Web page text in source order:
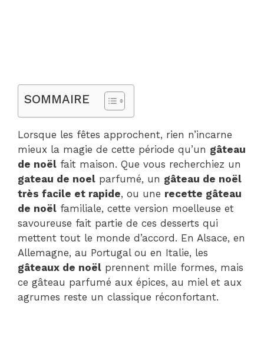
SOMMAIRE
Lorsque les fêtes approchent, rien n’incarne
mieux la magie de cette période qu’un gâteau
de noël fait maison. Que vous recherchiez un
gateau de noel parfumé, un gâteau de noël
très facile et rapide, ou une recette gâteau
de noël familiale, cette version moelleuse et
savoureuse fait partie de ces desserts qui
mettent tout le monde d’accord. En Alsace, en
Allemagne, au Portugal ou en Italie, les
gâteaux de noël prennent mille formes, mais
ce gâteau parfumé aux épices, au miel et aux
agrumes reste un classique réconfortant.